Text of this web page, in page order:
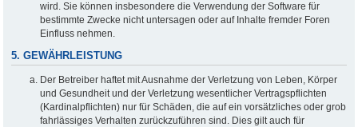
wird. Sie können insbesondere die Verwendung der Software für
bestimmte Zwecke nicht untersagen oder auf Inhalte fremder Foren
Einfluss nehmen.
5. GEWÄHRLEISTUNG
Der Betreiber haftet mit Ausnahme der Verletzung von Leben, Körper
und Gesundheit und der Verletzung wesentlicher Vertragspflichten
(Kardinalpflichten) nur für Schäden, die auf ein vorsätzliches oder grob
fahrlässiges Verhalten zurückzuführen sind. Dies gilt auch für